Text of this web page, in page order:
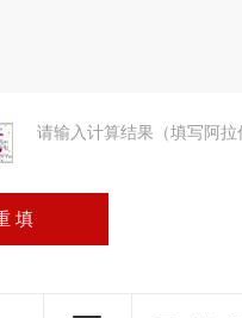
请输入计算结果（填写阿